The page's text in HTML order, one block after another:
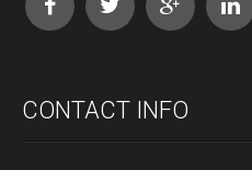
CONTACT INFO